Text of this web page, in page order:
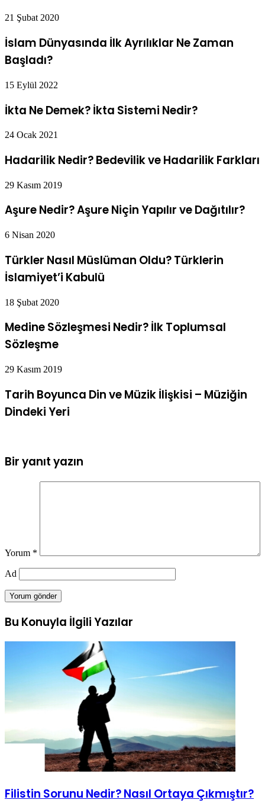
21 Şubat 2020
İslam Dünyasında İlk Ayrılıklar Ne Zaman
Başladı?
15 Eylül 2022
İkta Ne Demek? İkta Sistemi Nedir?
24 Ocak 2021
Hadarilik Nedir? Bedevilik ve Hadarilik Farkları
29 Kasım 2019
Aşure Nedir? Aşure Niçin Yapılır ve Dağıtılır?
6 Nisan 2020
Türkler Nasıl Müslüman Oldu? Türklerin
İslamiyet’i Kabulü
18 Şubat 2020
Medine Sözleşmesi Nedir? İlk Toplumsal
Sözleşme
29 Kasım 2019
Tarih Boyunca Din ve Müzik İlişkisi – Müziğin
Dindeki Yeri
Bir yanıt yazın
Yorum *
Ad
Bu Konuyla İlgili Yazılar
Filistin Sorunu Nedir? Nasıl Ortaya Çıkmıştır?